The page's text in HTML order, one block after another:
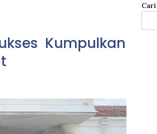
Kumpulkan
Cari